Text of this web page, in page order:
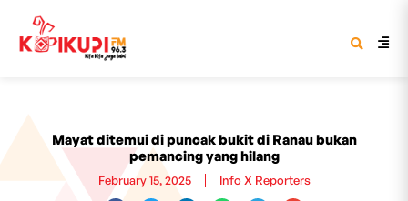
Mayat ditemui di puncak bukit di Ranau bukan
pemancing yang hilang
February 15, 2025 Info X Reporters